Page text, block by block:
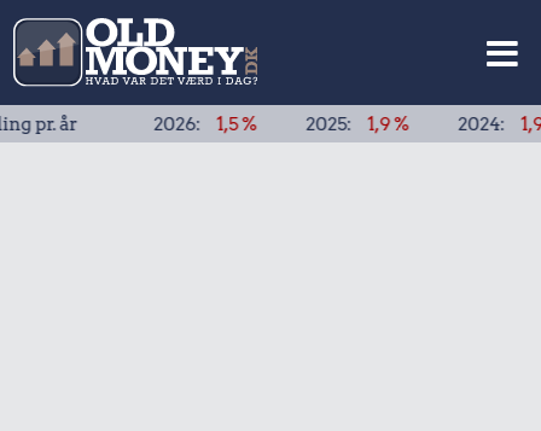
år 1,5 % 2025: 1,9 % 2024: 1,9 %